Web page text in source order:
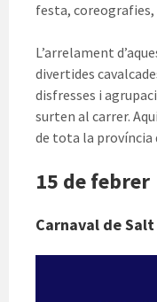
festa,
L’arrelament
divertides
disfresses i
surten al carrer.
de tota la província
15 de febrer
Carnaval de Salt